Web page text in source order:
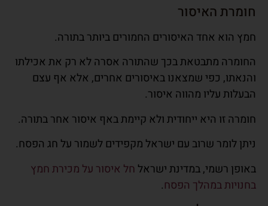
חומרת האיסור
חמץ הוא אחד האיסורים החמורים ביותר בתורה.
החומרה מתבטאת בכך שהתורה אסרה לא רק את אכילתו
והנאתו, כפי שמצאנו באיסורים אחרים, אלא אף עצם
הבעלות עליו מהווה איסור.
חומרה זו היא ייחודית ולא קיימת באף איסור אחר בתורה.
ניתן לומר שרוב עם ישראל מקפידים לשמור על חג הפסח.
באופן רשמי, במדינת ישראל חל איסור על מכירת חמץ
בחנויות במהלך הפסח.